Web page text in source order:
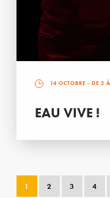
14 OCTOBRE - DE 2
EAU VIVE !
1 2 3 4